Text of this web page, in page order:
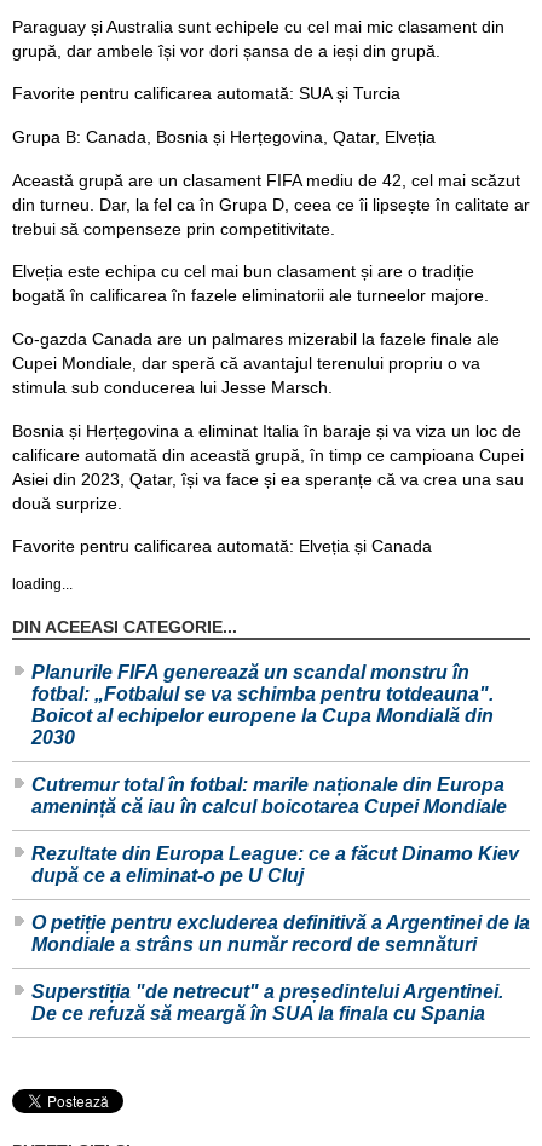
Paraguay și Australia sunt echipele cu cel mai mic clasament din
grupă, dar ambele își vor dori șansa de a ieși din grupă.
Favorite pentru calificarea automată: SUA și Turcia
Grupa B: Canada, Bosnia și Herțegovina, Qatar, Elveția
Această grupă are un clasament FIFA mediu de 42, cel mai scăzut
din turneu. Dar, la fel ca în Grupa D, ceea ce îi lipsește în calitate ar
trebui să compenseze prin competitivitate.
Elveția este echipa cu cel mai bun clasament și are o tradiție
bogată în calificarea în fazele eliminatorii ale turneelor majore.
Co-gazda Canada are un palmares mizerabil la fazele finale ale
Cupei Mondiale, dar speră că avantajul terenului propriu o va
stimula sub conducerea lui Jesse Marsch.
Bosnia și Herțegovina a eliminat Italia în baraje și va viza un loc de
calificare automată din această grupă, în timp ce campioana Cupei
Asiei din 2023, Qatar, își va face și ea speranțe că va crea una sau
două surprize.
Favorite pentru calificarea automată: Elveția și Canada
loading...
DIN ACEEASI CATEGORIE...
Planurile FIFA generează un scandal monstru în
fotbal: „Fotbalul se va schimba pentru totdeauna".
Boicot al echipelor europene la Cupa Mondială din
2030
Cutremur total în fotbal: marile naționale din Europa
amenință că iau în calcul boicotarea Cupei Mondiale
Rezultate din Europa League: ce a făcut Dinamo Kiev
după ce a eliminat-o pe U Cluj
O petiție pentru excluderea definitivă a Argentinei de la
Mondiale a strâns un număr record de semnături
Superstiția "de netrecut" a președintelui Argentinei.
De ce refuză să meargă în SUA la finala cu Spania